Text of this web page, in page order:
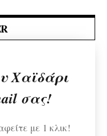
Χαϊδάρι
σας!
με 1 κλικ!